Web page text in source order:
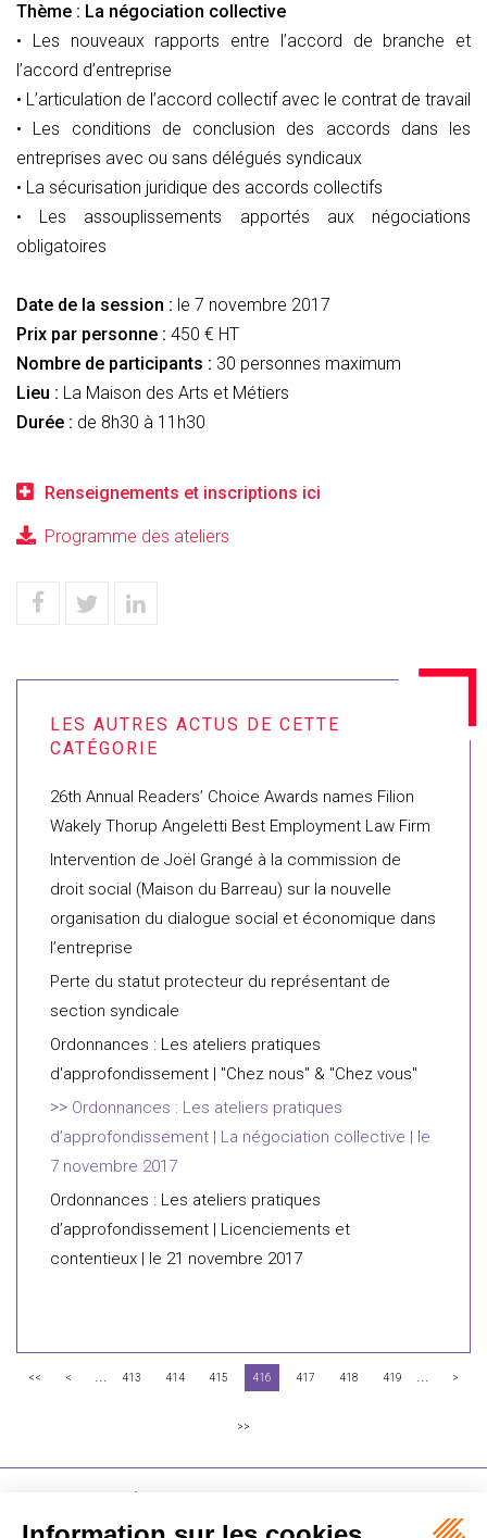
Thème : La négociation collective
• Les nouveaux rapports entre l’accord de branche et
l’accord d’entreprise
• L’articulation de l’accord collectif avec le contrat de travail
• Les conditions de conclusion des accords dans les
entreprises avec ou sans délégués syndicaux
• La sécurisation juridique des accords collectifs
• Les assouplissements apportés aux négociations
obligatoires
Date de la session : le 7 novembre 2017
Prix par personne : 450 € HT
Nombre de participants : 30 personnes maximum
Lieu : La Maison des Arts et Métiers
Durée : de 8h30 à 11h30
Renseignements et inscriptions ici
Programme des ateliers
26th Annual Readers’ Choice Awards names Filion
Wakely Thorup Angeletti Best Employment Law Firm
Intervention de Joël Grangé à la commission de
droit social (Maison du Barreau) sur la nouvelle
organisation du dialogue social et économique dans
l’entreprise
Perte du statut protecteur du représentant de
section syndicale
Ordonnances : Les ateliers pratiques
d'approfondissement | "Chez nous" & "Chez vous"
Ordonnances : Les ateliers pratiques
d’approfondissement | La négociation collective | le
7 novembre 2017
Ordonnances : Les ateliers pratiques
d’approfondissement | Licenciements et
contentieux | le 21 novembre 2017
<< < ... 413 414 415 416 417 418 419 ... >
>>
16-18 Rue du 4 Septembre - 75002 Paris